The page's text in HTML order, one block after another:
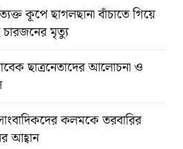
কূপে ছাগলছানা বাঁচাতে গিয়ে
চারজনের মৃত্যু
ছাত্রনেতাদের আলোচনা ও
কলমকে তরবারির
আহ্বান